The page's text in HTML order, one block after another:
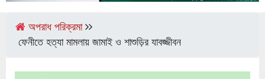
অপরাধ পরিক্রমা
ফেনীতে হত্যা মামলায় জামাই ও শাশুড়ির যাবজ্জীবন